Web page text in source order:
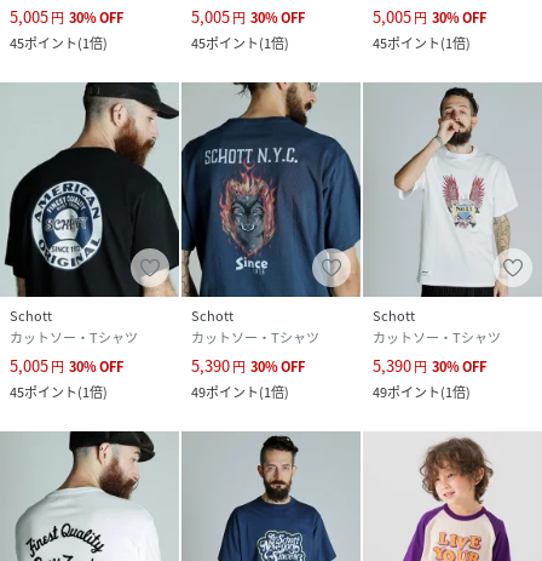
5,005円 30%OFF
45ポイント(1倍)
5,005円 30%OFF
45ポイント(1倍)
5,005円 30%OFF
45ポイント(1倍)
Schott
カットソー・Tシャツ
5,005円 30%OFF
45ポイント(1倍)
Schott
カットソー・Tシャツ
5,390円 30%OFF
49ポイント(1倍)
Schott
カットソー・Tシャツ
5,390円 30%OFF
49ポイント(1倍)